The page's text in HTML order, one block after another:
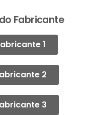
Fabricante
1
2
3